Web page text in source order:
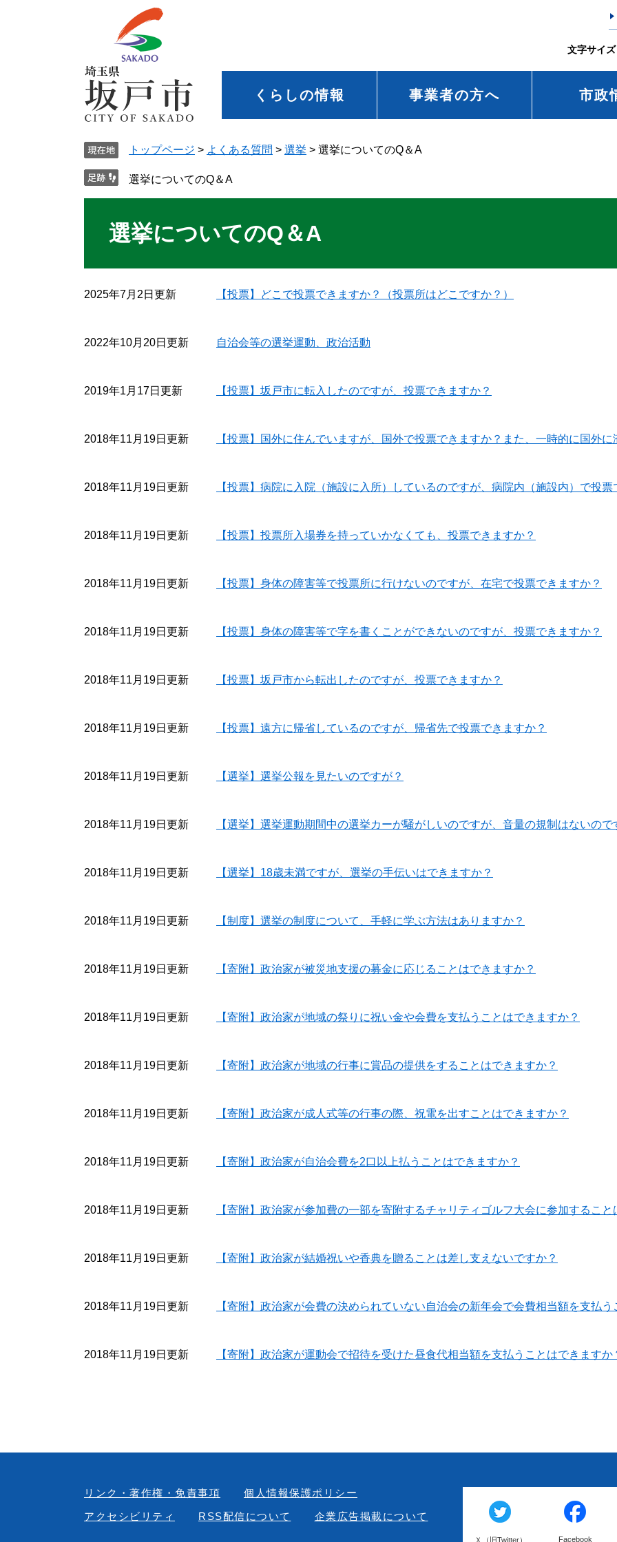
文字サイズ
くらしの情報 事業者の方へ 市政
トップページ > よくある質問 > 選挙 > 選挙についてのQ＆A
選挙についてのQ＆A
選挙についてのQ＆A
2025年7月2日更新 【投票】どこで投票できますか？（投票所はどこですか？）
2022年10月20日更新 自治会等の選挙運動、政治活動
2019年1月17日更新 【投票】坂戸市に転入したのですが、投票できますか？
2018年11月19日更新 【投票】国外に住んでいますが、国外で投票できますか？また、一時的に国外
2018年11月19日更新 【投票】病院に入院（施設に入所）しているのですが、病院内（施設内）で投票
2018年11月19日更新 【投票】投票所入場券を持っていかなくても、投票できますか？
2018年11月19日更新 【投票】身体の障害等で投票所に行けないのですが、在宅で投票できますか？
2018年11月19日更新 【投票】身体の障害等で字を書くことができないのですが、投票できますか？
2018年11月19日更新 【投票】坂戸市から転出したのですが、投票できますか？
2018年11月19日更新 【投票】遠方に帰省しているのですが、帰省先で投票できますか？
2018年11月19日更新 【選挙】選挙公報を見たいのですが？
2018年11月19日更新 【選挙】選挙運動期間中の選挙カーが騒がしいのですが、音量の規制はないので
2018年11月19日更新 【選挙】18歳未満ですが、選挙の手伝いはできますか？
2018年11月19日更新 【制度】選挙の制度について、手軽に学ぶ方法はありますか？
2018年11月19日更新 【寄附】政治家が被災地支援の募金に応じることはできますか？
2018年11月19日更新 【寄附】政治家が地域の祭りに祝い金や会費を支払うことはできますか？
2018年11月19日更新 【寄附】政治家が地域の行事に賞品の提供をすることはできますか？
2018年11月19日更新 【寄附】政治家が成人式等の行事の際、祝電を出すことはできますか？
2018年11月19日更新 【寄附】政治家が自治会費を2口以上払うことはできますか？
2018年11月19日更新 【寄附】政治家が参加費の一部を寄附するチャリティゴルフ大会に参加するこ
2018年11月19日更新 【寄附】政治家が結婚祝いや香典を贈ることは差し支えないですか？
2018年11月19日更新 【寄附】政治家が会費の決められていない自治会の新年会で会費相当額を支払
2018年11月19日更新 【寄附】政治家が運動会で招待を受けた昼食代相当額を支払うことはできますか
リンク・著作権・免責事項
個人情報保護ポリシー
アクセシビリティ
RSS配信について 企業広告掲載について
Ｘ（旧Twitter） Facebook